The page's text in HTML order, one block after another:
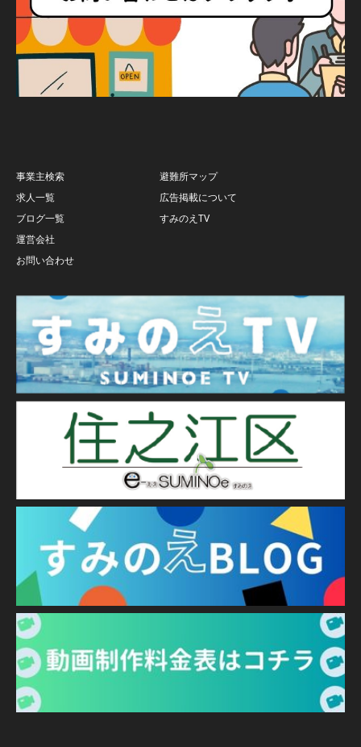
事業主検索
避難所マップ
求人一覧
広告掲載について
ブログ一覧
すみのえTV
運営会社
お問い合わせ